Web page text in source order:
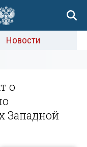
Новости
о
Западной